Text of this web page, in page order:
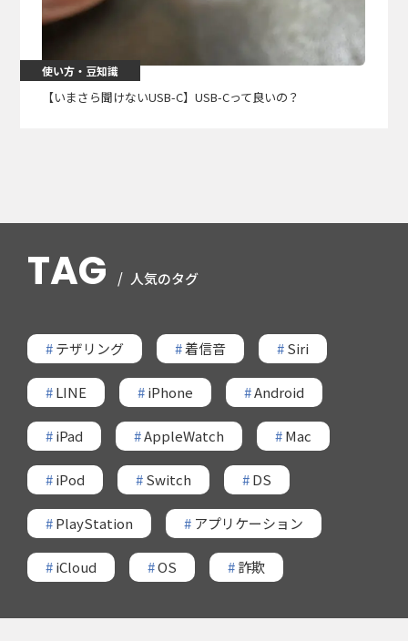
使い方・豆知識
【いまさら聞けないUSB-C】USB-Cって良いの？
TAG 人気のタグ
#テザリング #着信音 #Siri
#LINE #iPhone #Android
#iPad #AppleWatch #Mac
#iPod #Switch #DS
#PlayStation # アプリケーション
#iCloud #OS #詐欺